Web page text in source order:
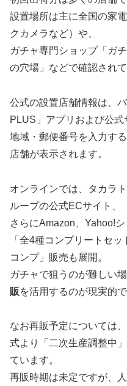
設置場所は主に全国の家
クカメラなど）や、
ガチャ専門ショップ「ガ
の穴場」などで確認されて
公式の設置店舗情報は、
PLUS」アプリおよび公式
地域・郵便番号を入力す
店舗が表示されます。
オンラインでは、タカラ
ループの公式ECサイト、
さらにAmazon、Yahoo!
「全4種コンプリートセ
コンプ」販売も展開。
ガチャで狙うのが難しい
販を活用するのが現実的で
なお再販予定については
式より「二次生産調整中
ています。
再販時期は未定ですが、